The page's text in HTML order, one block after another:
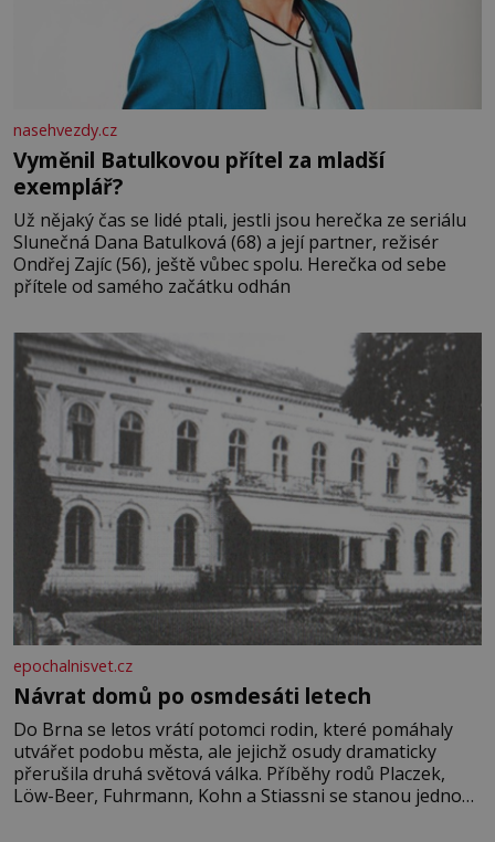
nasehvezdy.cz
Vyměnil Batulkovou přítel za mladší
exemplář?
Už nějaký čas se lidé ptali, jestli jsou herečka ze seriálu
Slunečná Dana Batulková (68) a její partner, režisér
Ondřej Zajíc (56), ještě vůbec spolu. Herečka od sebe
přítele od samého začátku odhán
epochalnisvet.cz
Návrat domů po osmdesáti letech
Do Brna se letos vrátí potomci rodin, které pomáhaly
utvářet podobu města, ale jejichž osudy dramaticky
přerušila druhá světová válka. Příběhy rodů Placzek,
Löw-Beer, Fuhrmann, Kohn a Stiassni se stanou jednou